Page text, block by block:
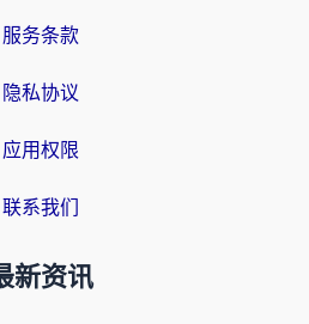
服务条款
隐私协议
应用权限
联系我们
新资讯